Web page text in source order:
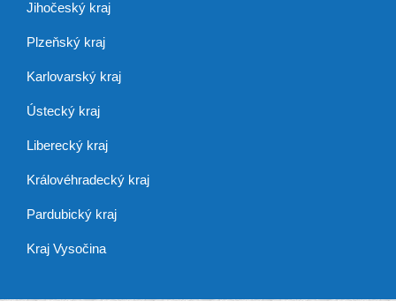
Jihočeský kraj
Plzeňský kraj
Karlovarský kraj
Ústecký kraj
Liberecký kraj
Královéhradecký kraj
Pardubický kraj
Kraj Vysočina